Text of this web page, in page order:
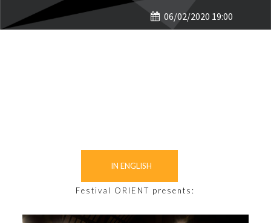
06/02/2020 19:00
IN ENGLISH
Festival ORIENT presents: